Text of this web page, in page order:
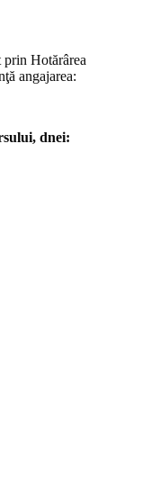
Hotărârea
angajarea:
dnei: